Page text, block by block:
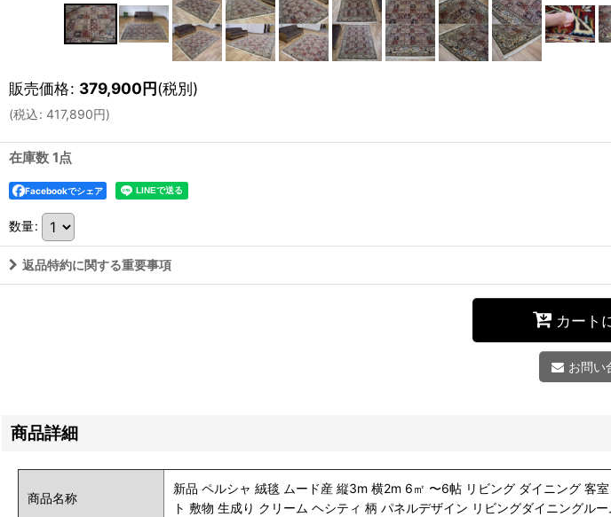
販売価格: 379,900円(税別)
(税込: 417,890円)
在庫数 1点
Facebookでシェア
数量:
返品特約に関する重要事項
カート
お問い
商品詳細
商品名称
新品 ペルシャ 絨毯 ムード産 縦3m 横2m 6㎡ 〜6帖 リビング ダイニング 客
ト 敷物 生成り クリーム ヘシティ 柄 パネルデザイン リビングダイニング